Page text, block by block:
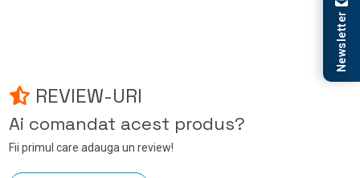
REVIEW-URI
Ai comandat acest produs?
Fii primul care adauga un review!
Newsletter